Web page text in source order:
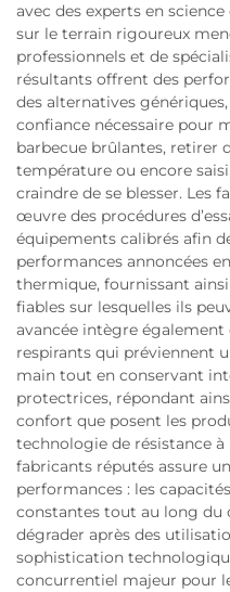
avec des experts en
sur le terrain rigoureux
professionnels et de
résultants offrent des
des alternatives
confiance nécessaire pour
barbecue brûlantes, retirer
température ou encore
craindre de se blesser. Les
œuvre des procédures
équipements calibrés afin
performances annoncées
thermique, fournissant
fiables sur lesquelles ils
avancée intègre
respirants qui préviennent
main tout en conservant
protectrices, répondant
confort que posent les
technologie de résistance
fabricants réputés assure
performances : les
constantes tout au long du
dégrader après des
sophistication
concurrentiel majeur pour